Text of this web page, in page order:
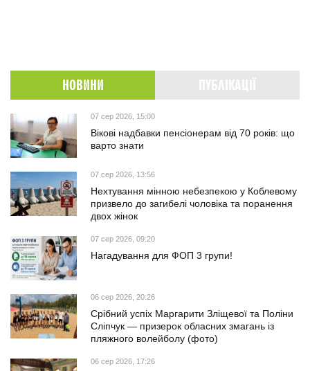
НОВИНИ
07 сер 2026, 15:00
Вікові надбавки пенсіонерам від 70 років: що
варто знати
07 сер 2026, 13:56
Нехтування мінною небезпекою у Коблевому
призвело до загибелі чоловіка та поранення
двох жінок
07 сер 2026, 09:20
Нагадування для ФОП 3 групи!
06 сер 2026, 20:26
Срібний успіх Маргарити Зліщевої та Поліни
Сліпчук — призерок обласних змагань із
пляжного волейболу (фото)
06 сер 2026, 17:26